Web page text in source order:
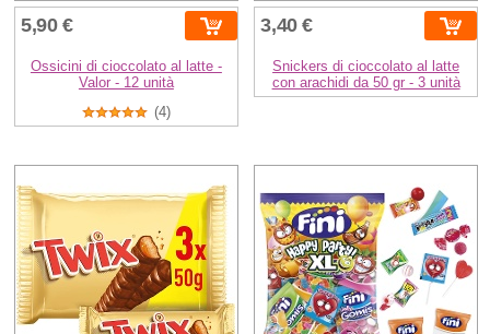
5,90 €
Ossicini di cioccolato al latte -
Valor - 12 unità
(4)
3,40 €
Snickers di cioccolato al latte
con arachidi da 50 gr - 3 unità